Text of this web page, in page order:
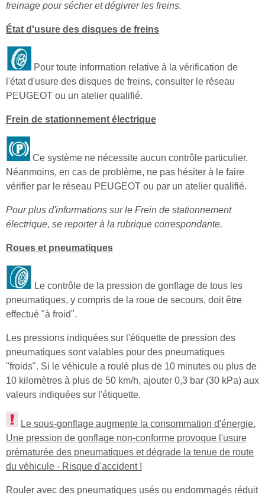
freinage pour sécher et dégivrer les freins.
État d'usure des disques de freins
Pour toute information relative à la vérification de
l'état d'usure des disques de freins, consulter le réseau
PEUGEOT ou un atelier qualifié.
Frein de stationnement électrique
Ce système ne nécessite aucun contrôle particulier.
Néanmoins, en cas de problème, ne pas hésiter à le faire
vérifier par le réseau PEUGEOT ou par un atelier qualifié.
Pour plus d'informations sur le Frein de stationnement
électrique, se reporter à la rubrique correspondante.
Roues et pneumatiques
Le contrôle de la pression de gonflage de tous les
pneumatiques, y compris de la roue de secours, doit être
effectué "à froid".
Les pressions indiquées sur l'étiquette de pression des
pneumatiques sont valables pour des pneumatiques
"froids". Si le véhicule a roulé plus de 10 minutes ou plus de
10 kilomètres à plus de 50 km/h, ajouter 0,3 bar (30 kPa) aux
valeurs indiquées sur l'étiquette.
Le sous-gonflage augmente la consommation d'énergie.
Une pression de gonflage non-conforme provoque l'usure
prématurée des pneumatiques et dégrade la tenue de route
du véhicule - Risque d'accident !
Rouler avec des pneumatiques usés ou endommagés réduit